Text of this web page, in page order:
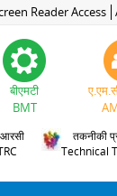
Reader Access
बीएमटी
BMT
तकनीकी
Technical